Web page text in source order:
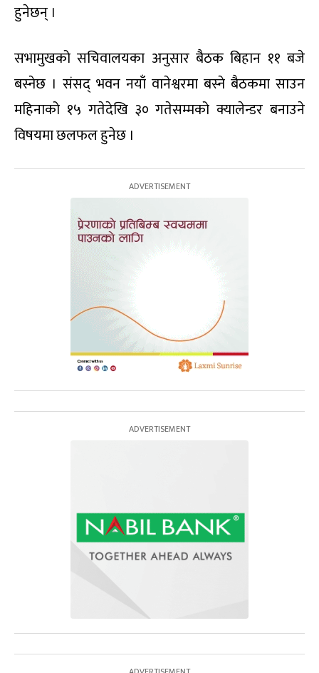
हुनेछन् ।
सभामुखको सचिवालयका अनुसार बैठक बिहान ११ बजे
बस्नेछ । संसद् भवन नयाँ वानेश्वरमा बस्ने बैठकमा साउन
महिनाको १५ गतेदेखि ३० गतेसम्मको क्यालेन्डर बनाउने
विषयमा छलफल हुनेछ ।